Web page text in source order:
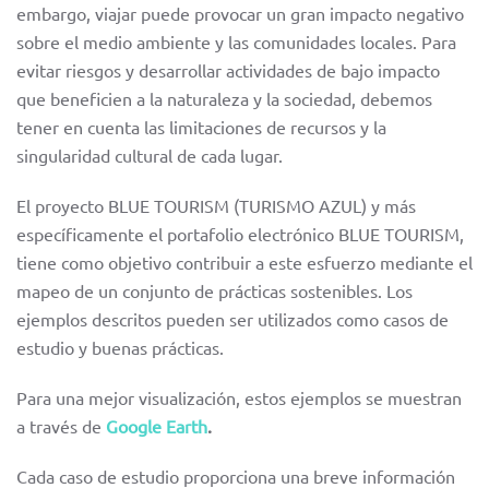
embargo, viajar puede provocar un gran impacto negativo
sobre el medio ambiente y las comunidades locales. Para
evitar riesgos y desarrollar actividades de bajo impacto
que beneficien a la naturaleza y la sociedad, debemos
tener en cuenta las limitaciones de recursos y la
singularidad cultural de cada lugar.
El proyecto BLUE TOURISM (TURISMO AZUL) y más
específicamente el portafolio electrónico BLUE TOURISM,
tiene como objetivo contribuir a este esfuerzo mediante el
mapeo de un conjunto de prácticas sostenibles. Los
ejemplos descritos pueden ser utilizados como casos de
estudio y buenas prácticas.
Para una mejor visualización, estos ejemplos se muestran
a través de Google Earth.
Cada caso de estudio proporciona una breve información